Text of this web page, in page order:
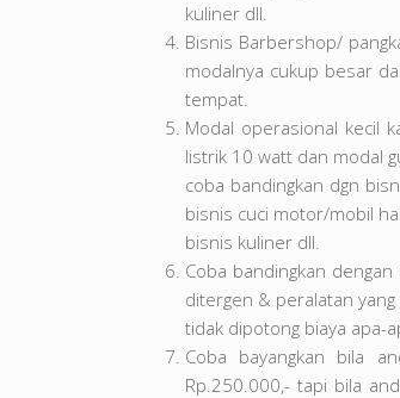
kuliner dll.
Bisnis Barbershop/
modalnya cukup besar
tempat.
Modal operasional kecil
listrik 10 watt dan modal
coba bandingkan dgn
bisnis cuci motor/mobil
bisnis kuliner dll.
Coba bandingkan
ditergen & peralatan
tidak dipotong biaya apa-
Coba bayangkan bila
Rp.250.000,- tapi bila